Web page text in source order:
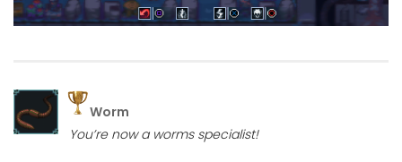
Worm
You’re now a worms specialist!